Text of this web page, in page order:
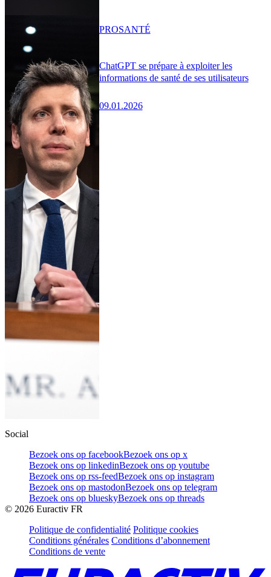
ChatGPT se prépare à exploiter les
informations de santé de ses utilisateurs
09.01.2026
PROSANTÉ
Social
Bezoek ons op facebookBezoek ons op x
Bezoek ons op linkedinBezoek ons op youtube
Bezoek ons op rss-feedBezoek ons op instagram
Bezoek ons op mastodonBezoek ons op telegram
Bezoek ons op blueskyBezoek ons op threads
© 2026 Euractiv FR
Politique de confidentialité Politique cookies
Conditions générales Conditions d’abonnement
Conditions de vente